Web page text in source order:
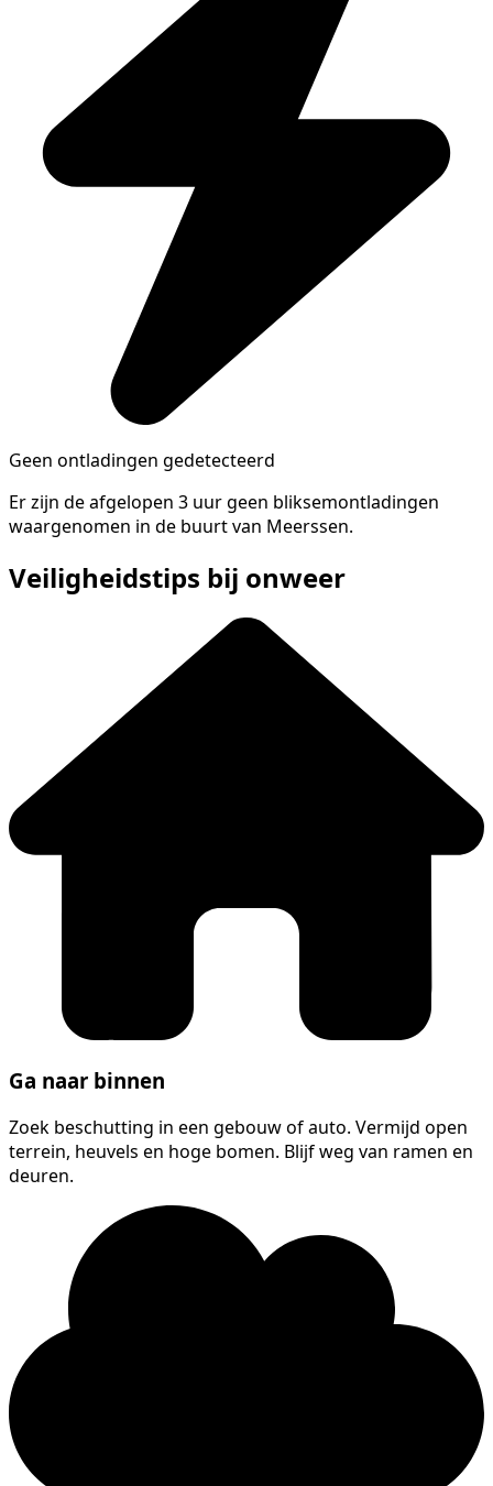
Geen ontladingen gedetecteerd
Er zijn de afgelopen 3 uur geen bliksemontladingen
waargenomen in de buurt van Meerssen.
Veiligheidstips bij onweer
Ga naar binnen
Zoek beschutting in een gebouw of auto. Vermijd open
terrein, heuvels en hoge bomen. Blijf weg van ramen en
deuren.